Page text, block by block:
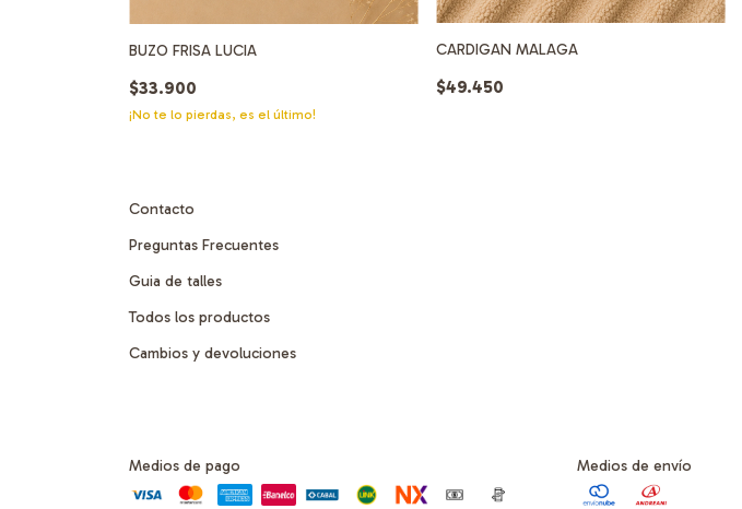
BUZO FRISA LUCIA
$33.900
¡No te lo pierdas, es el último!
CARDIGAN MALAGA
$49.450
Contacto
Preguntas Frecuentes
Guia de talles
Todos los productos
Cambios y devoluciones
Medios de pago Medios de envío